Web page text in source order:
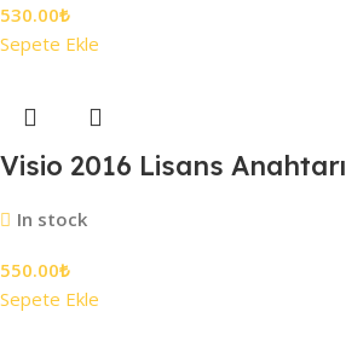
530.00₺
Sepete Ekle
Visio 2016 Lisans Anahtarı
In stock
550.00₺
Sepete Ekle